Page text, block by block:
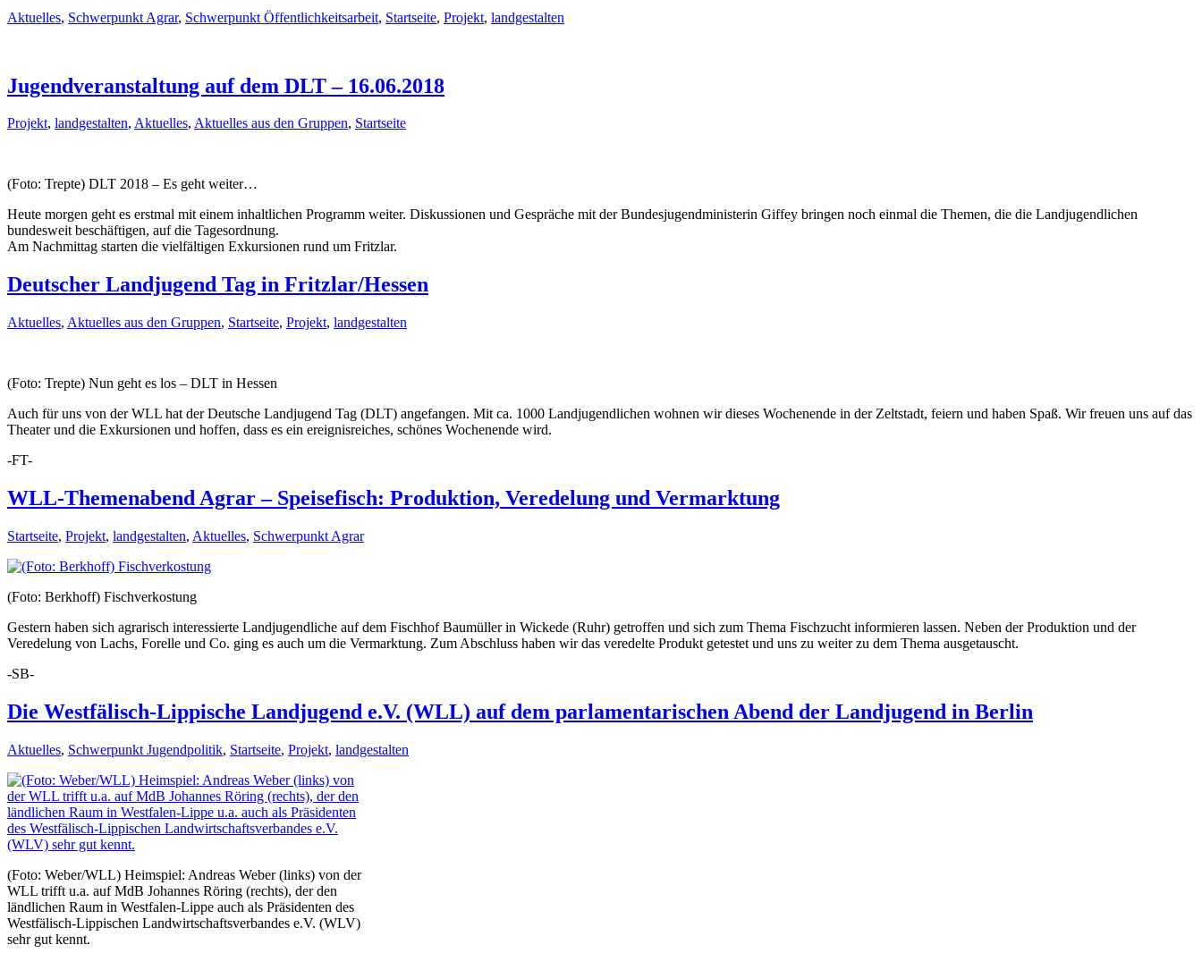
Aktuelles, Schwerpunkt Agrar, Schwerpunkt Öffentlichkeitsarbeit, Startseite, Projekt, landgestalten
Jugendveranstaltung auf dem DLT – 16.06.2018
Projekt, landgestalten, Aktuelles, Aktuelles aus den Gruppen, Startseite
(Foto: Trepte) DLT 2018 – Es geht weiter…
Heute morgen geht es erstmal mit einem inhaltlichen Programm weiter. Diskussionen und Gespräche mit der Bundesjugendministerin Giffey bringen noch einmal die Themen, die die Landjugendlichen
bundesweit beschäftigen, auf die Tagesordnung.
Am Nachmittag starten die vielfältigen Exkursionen rund um Fritzlar.
Deutscher Landjugend Tag in Fritzlar/Hessen
Aktuelles, Aktuelles aus den Gruppen, Startseite, Projekt, landgestalten
(Foto: Trepte) Nun geht es los – DLT in Hessen
Auch für uns von der WLL hat der Deutsche Landjugend Tag (DLT) angefangen. Mit ca. 1000 Landjugendlichen wohnen wir dieses Wochenende in der Zeltstadt, feiern und haben Spaß. Wir freuen uns auf das
Theater und die Exkursionen und hoffen, dass es ein ereignisreiches, schönes Wochenende wird.
-FT-
WLL-Themenabend Agrar – Speisefisch: Produktion, Veredelung und Vermarktung
Startseite, Projekt, landgestalten, Aktuelles, Schwerpunkt Agrar
(Foto: Berkhoff) Fischverkostung
Gestern haben sich agrarisch interessierte Landjugendliche auf dem Fischhof Baumüller in Wickede (Ruhr) getroffen und sich zum Thema Fischzucht informieren lassen. Neben der Produktion und der
Veredelung von Lachs, Forelle und Co. ging es auch um die Vermarktung. Zum Abschluss haben wir das veredelte Produkt getestet und uns zu weiter zu dem Thema ausgetauscht.
-SB-
Die Westfälisch-Lippische Landjugend e.V. (WLL) auf dem parlamentarischen Abend der Landjugend in Berlin
Aktuelles, Schwerpunkt Jugendpolitik, Startseite, Projekt, landgestalten
(Foto: Weber/WLL) Heimspiel: Andreas Weber (links) von der
WLL trifft u.a. auf MdB Johannes Röring (rechts), der den
ländlichen Raum in Westfalen-Lippe auch als Präsidenten des
Westfälisch-Lippischen Landwirtschaftsverbandes e.V. (WLV)
sehr gut kennt.